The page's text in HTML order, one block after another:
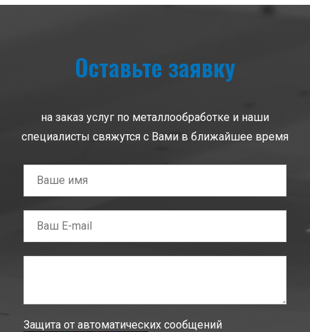
Оставьте заявку
на заказ услуг по металлообработке и наши
специалисты свяжутся с Вами в ближайшее время
Защита от автоматических сообщений